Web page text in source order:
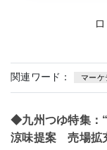
関連ワード： マーケ
◆九州つゆ特集：
涼味提案 売場拡